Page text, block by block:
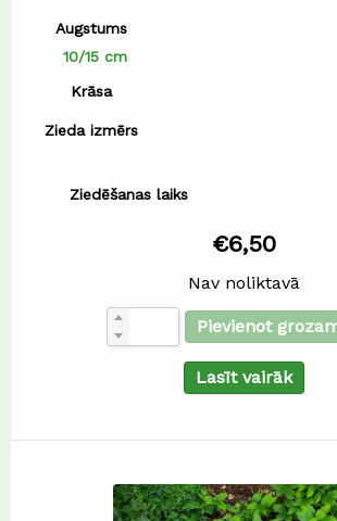
Augstums
10/15 cm
Krāsa
Zieda izmērs
Ziedēšanas laiks
€6,50
Nav noliktavā
Pievienot
Lasīt vairāk